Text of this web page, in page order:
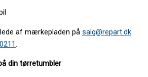
af mærkepladen på salg@repart.dk
.
din tørretumbler